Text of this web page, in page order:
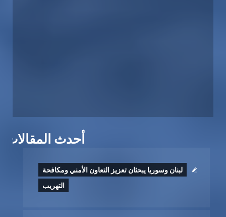
أحدث المقالات
لبنان وسوريا يبحثان تعزيز التعاون الأمني ومكافحة
التهريب